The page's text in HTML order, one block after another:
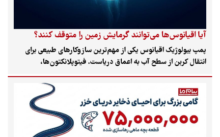
آیا اقیانوس‌ها می‌توانند گرمایش زمین را متوقف کنند؟
پمپ بیولوژیک اقیانوس یکی از مهم‌ترین سازوکارهای طبیعی برای
انتقال کربن از سطح آب به اعماق دریاست. فیتوپلانکتون‌ها،
زئوپلانکتون‌ها، برف دریایی، پلت‌های مدفوعی و مواد معدنی سنگین
در این چرخه نقش دارند؛ چرخه‌ای که با گرمایش آب‌ها، اسیدی شدن
اقیانوس‌ها و تغییر ترکیب جوامع دریایی تحت فشار قرار گرفته است.